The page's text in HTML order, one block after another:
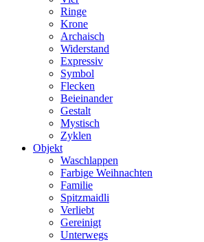
Ringe
Krone
Archaisch
Widerstand
Expressiv
Symbol
Flecken
Beieinander
Gestalt
Mystisch
Zyklen
Objekt
Waschlappen
Farbige Weihnachten
Familie
Spitzmaidli
Verliebt
Gereinigt
Unterwegs